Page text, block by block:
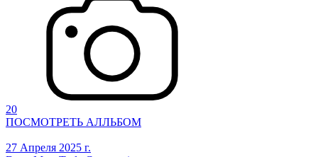
20
ПОСМОТРЕТЬ АЛЛЬБОМ
27 Апреля 2025 г.